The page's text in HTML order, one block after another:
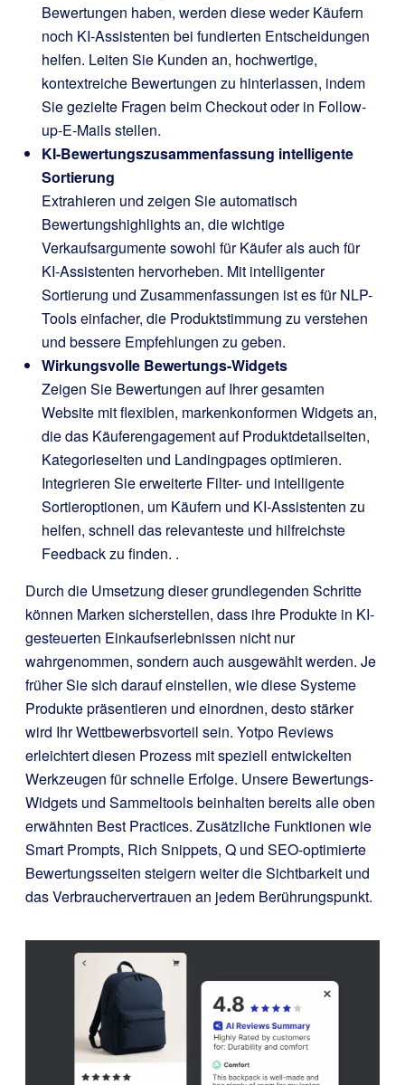
Bewertungen haben, werden diese weder Käufern
noch KI-Assistenten bei fundierten Entscheidungen
helfen. Leiten Sie Kunden an, hochwertige,
kontextreiche Bewertungen zu hinterlassen, indem
Sie gezielte Fragen beim Checkout oder in Follow-
up-E-Mails stellen.
KI-Bewertungszusammenfassung intelligente
Sortierung
Extrahieren und zeigen Sie automatisch
Bewertungshighlights an, die wichtige
Verkaufsargumente sowohl für Käufer als auch für
KI-Assistenten hervorheben. Mit intelligenter
Sortierung und Zusammenfassungen ist es für NLP-
Tools einfacher, die Produktstimmung zu verstehen
und bessere Empfehlungen zu geben.
Wirkungsvolle Bewertungs-Widgets
Zeigen Sie Bewertungen auf Ihrer gesamten
Website mit flexiblen, markenkonformen Widgets an,
die das Käuferengagement auf Produktdetailseiten,
Kategorieseiten und Landingpages optimieren.
Integrieren Sie erweiterte Filter- und intelligente
Sortieroptionen, um Käufern und KI-Assistenten zu
helfen, schnell das relevanteste und hilfreichste
Feedback zu finden. .
Durch die Umsetzung dieser grundlegenden Schritte
können Marken sicherstellen, dass ihre Produkte in KI-
gesteuerten Einkaufserlebnissen nicht nur
wahrgenommen, sondern auch ausgewählt werden. Je
früher Sie sich darauf einstellen, wie diese Systeme
Produkte präsentieren und einordnen, desto stärker
wird Ihr Wettbewerbsvorteil sein. Yotpo Reviews
erleichtert diesen Prozess mit speziell entwickelten
Werkzeugen für schnelle Erfolge. Unsere Bewertungs-
Widgets und Sammeltools beinhalten bereits alle oben
erwähnten Best Practices. Zusätzliche Funktionen wie
Smart Prompts, Rich Snippets, Q und SEO-optimierte
Bewertungsseiten steigern weiter die Sichtbarkeit und
das Verbrauchervertrauen an jedem Berührungspunkt.